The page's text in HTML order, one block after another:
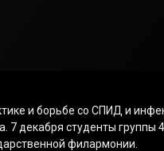
и борьбе со СПИД и
декабря студенты
филармонии.